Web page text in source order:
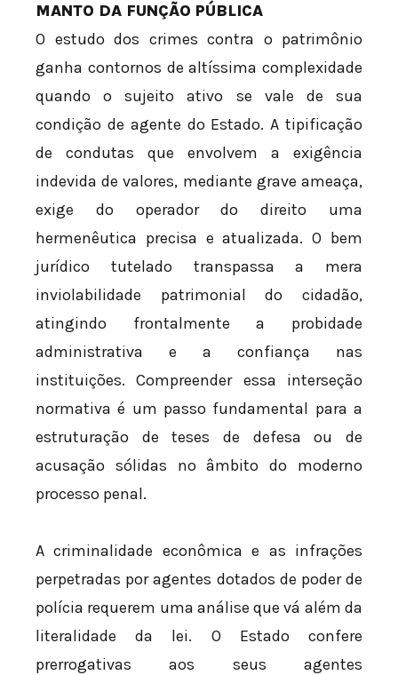
MANTO DA FUNÇÃO PÚBLICA
O estudo dos crimes contra o patrimônio
ganha contornos de altíssima complexidade
quando o sujeito ativo se vale de sua
condição de agente do Estado. A tipificação
de condutas que envolvem a exigência
indevida de valores, mediante grave ameaça,
exige do operador do direito uma
hermenêutica precisa e atualizada. O bem
jurídico tutelado transpassa a mera
inviolabilidade patrimonial do cidadão,
atingindo frontalmente a probidade
administrativa e a confiança nas
instituições. Compreender essa interseção
normativa é um passo fundamental para a
estruturação de teses de defesa ou de
acusação sólidas no âmbito do moderno
processo penal.
A criminalidade econômica e as infrações
perpetradas por agentes dotados de poder de
polícia requerem uma análise que vá além da
literalidade da lei. O Estado confere
prerrogativas aos seus agentes